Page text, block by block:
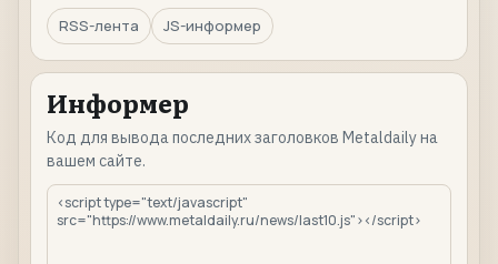
RSS-лента
JS-информер
Информер
Код для вывода последних заголовков Metaldaily на
вашем сайте.